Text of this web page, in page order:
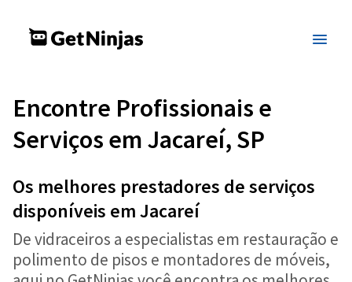
Encontre Profissionais e
Serviços em Jacareí, SP
Os melhores prestadores de serviços
disponíveis em Jacareí
De vidraceiros a especialistas em restauração e
polimento de pisos e montadores de móveis,